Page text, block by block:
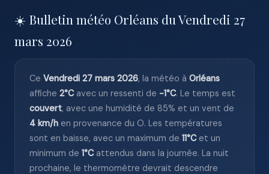
☀️ Bulletin météo Orléans du Vendredi 27
mars 2026
Ce Vendredi 27 mars 2026, la météo à Orléans
affiche 2°Cavec un ressenti de -1°C. Le temps est
couvert, avec une humidité de 85% et un vent de
4 km/h en provenance du O. Les températures
sont en baisse, avec un maximum de 11°Cet un
minimum de 1°Cattendus dans la journée. La nuit
prochaine, le thermomètre devrait descendre